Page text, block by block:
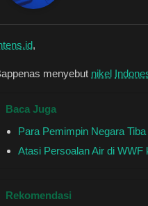
,
menyebut nikel
Baca Juga
Para Pemimpin Negara
Atasi Persoalan Air di
Rekomendasi